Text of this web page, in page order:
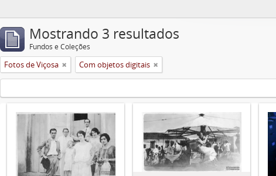
Mostrando 3 resultados
Fundos e Coleções
Fotos de Viçosa Com objetos digitais